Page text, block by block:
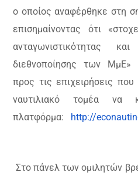
ο οποίος αναφέρθηκε στη
επισημαίνοντας ότι
ανταγωνιστικότητας
διεθνοποίησης των
προς τις επιχειρήσεις που
ναυτιλιακό τομέα να
πλατφόρμα: http://
Στο πάνελ των ομιλητών